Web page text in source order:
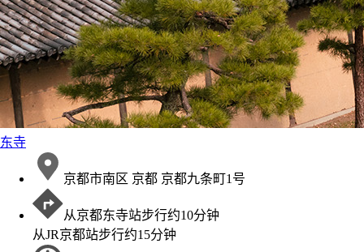
东寺
京都市南区 京都 京都九条町1号
从京都东寺站步行约10分钟
从JR京都站步行约15分钟